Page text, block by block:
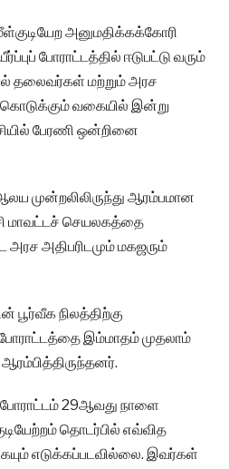
அனுமதிக்கக்கோரி
போராட்டத்தில் ஈடுபட்டு வரும்
தலைவர்கள் மற்றும் அரச
கொடுக்கும் வகையில் இன்று
பேரணி ஒன்றினை
முன்றலிலிருந்து ஆரம்பமான
மாவட்டச் செயலகத்தை
அதிபரிடமும் மகஜரும்
நிலத்திற்கு
இம்மாதம் முதலாம்
29ஆவது நாளை
தொடர்பில் எவ்வித
எடுக்கப்படவில்லை. இவர்கள்